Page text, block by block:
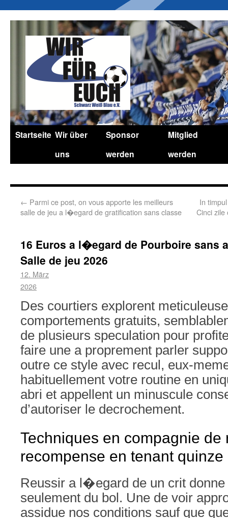
Startseite Wir über
uns
Sponsor
werden
Mitglied
werden
← Parmi ce post, on vous apporte les meilleurs
salle de jeu a l�egard de gratification sans classe
In
Cinci zile
16 Euros a l�egard de Pourboire sans
Salle de jeu 2026
12. März
2026
Des courtiers explorent
comportements gratuits,
de plusieurs speculation pour
faire une a proprement parler
outre ce style avec recul, eux-
habituellement votre routine en
abri et appellent un minuscule
d’autoriser le decrochement.
Techniques en compagnie de
recompense en tenant
Reussir a l�egard de un crit
seulement du bol. Une de voir
assidue nos conditions sauf que